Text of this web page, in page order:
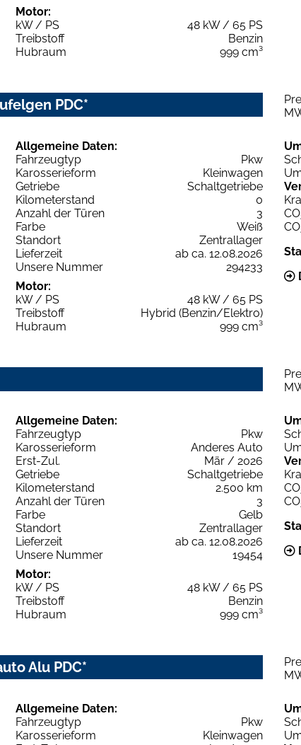
Motor:
kW / PS
48 kW / 65 PS
Treibstoff
Benzin
Hubraum
999 cm³
PDC*
Allgemeine Daten:
Fahrzeugtyp
Pkw
Karosserieform
Kleinwagen
Getriebe
Schaltgetriebe
Kilometerstand
0
Anzahl der Türen
3
Farbe
Weiß
Standort
Zentrallager
Lieferzeit
ab ca. 12.08.2026
Unsere Nummer
294233
Motor:
kW / PS
48 kW / 65 PS
Treibstoff
Hybrid (Benzin/Elektro)
Hubraum
999 cm³
CO
CO
Allgemeine Daten:
Fahrzeugtyp
Pkw
Karosserieform
Anderes Auto
Erst-Zul.
Mär / 2026
Getriebe
Schaltgetriebe
Kilometerstand
2.500 km
Anzahl der Türen
3
Farbe
Gelb
Standort
Zentrallager
Lieferzeit
ab ca. 12.08.2026
Unsere Nummer
19454
Motor:
kW / PS
48 kW / 65 PS
Treibstoff
Benzin
Hubraum
999 cm³
CO
CO
Alu PDC*
Allgemeine Daten:
Fahrzeugtyp
Pkw
Karosserieform
Kleinwagen